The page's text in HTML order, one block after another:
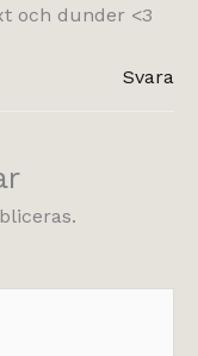
och dunder <3
Svara